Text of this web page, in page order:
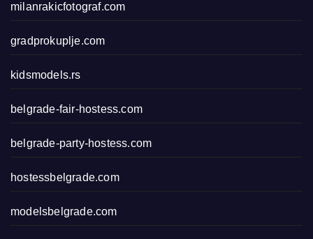
milanrakicfotograf.com
gradprokuplje.com
kidsmodels.rs
belgrade-fair-hostess.com
belgrade-party-hostess.com
hostessbelgrade.com
modelsbelgrade.com